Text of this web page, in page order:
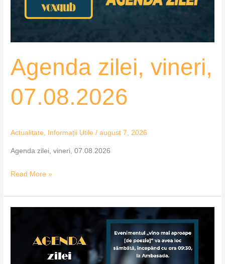
Agenda zilei, vineri,
07.08.2026
Actualitate, Informații Utile /august 7, 2026
Agenda zilei, vineri, 07.08.2026
Read More »